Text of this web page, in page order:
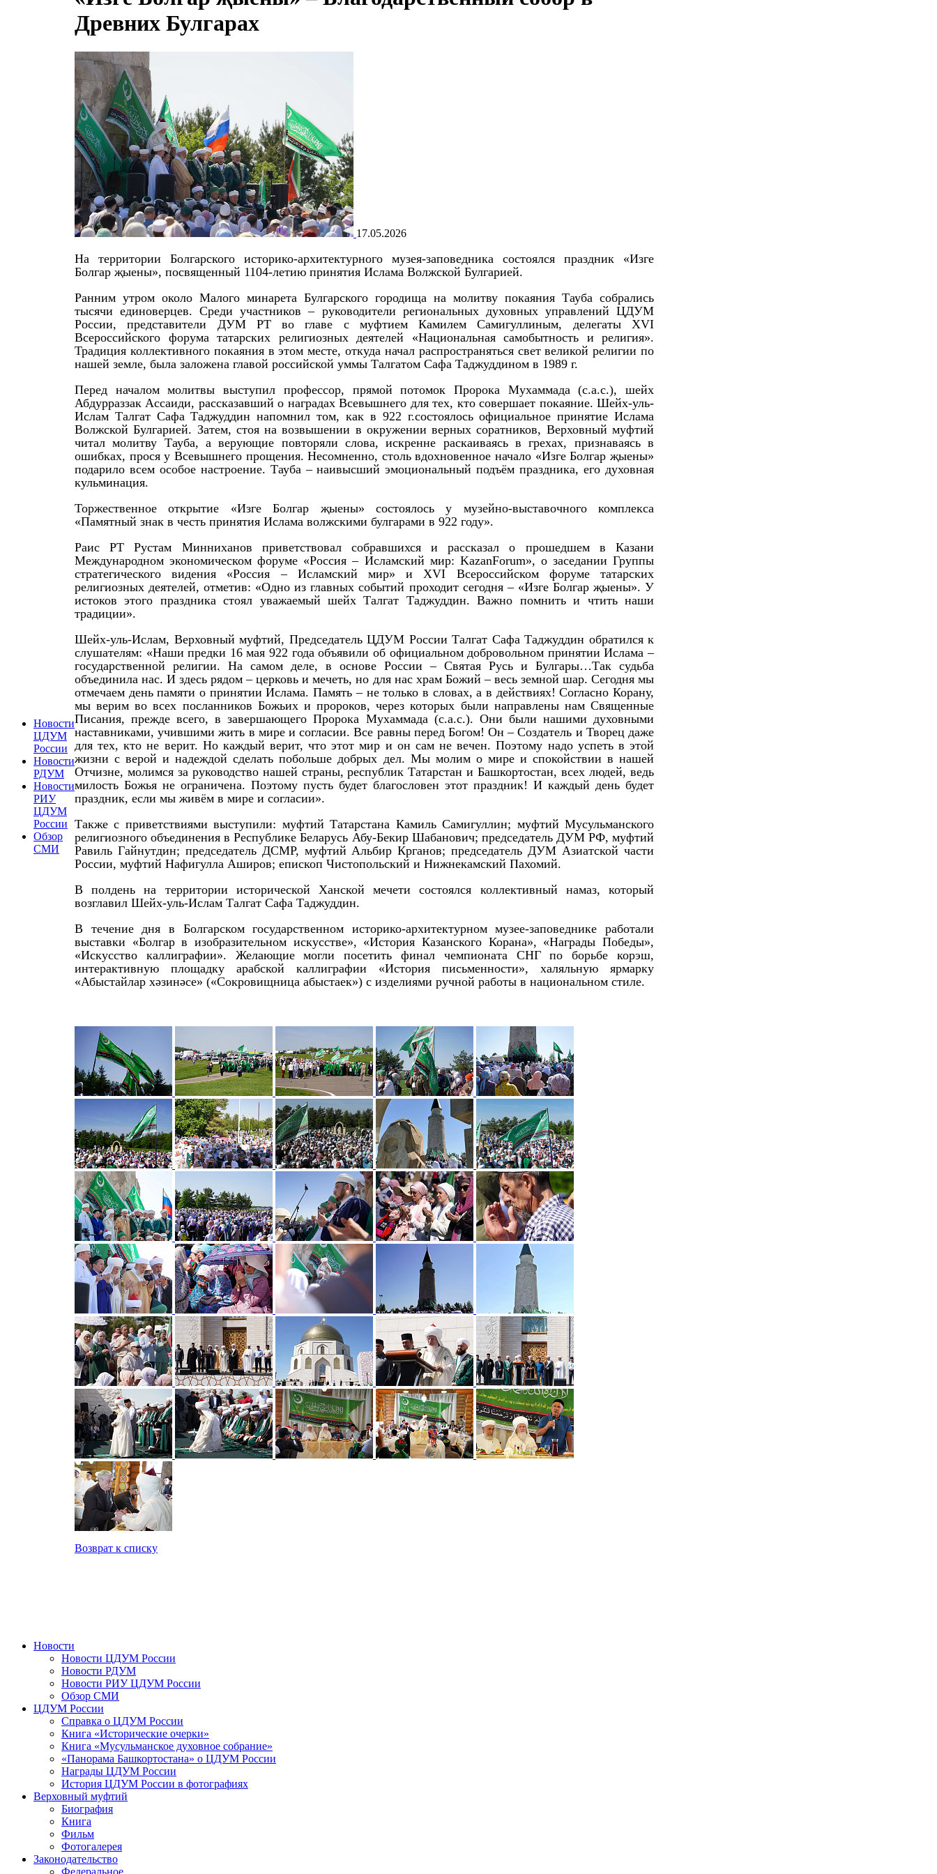
Новости
ЦДУМ
России
Новости
РДУМ
Новости
РИУ
ЦДУМ
России
Обзор
СМИ
Древних Булгарах
17.05.2026
На территории Болгарского историко-архитектурного музея-заповедника состоялся праздник «Изге
Болгар җыены», посвященный 1104-летию принятия Ислама Волжской Булгарией.
Ранним утром около Малого минарета Булгарского городища на молитву покаяния Тауба собрались
тысячи единоверцев. Среди участников – руководители региональных духовных управлений ЦДУМ
России, представители ДУМ РТ во главе с муфтием Камилем Самигуллиным, делегаты XVI
Всероссийского форума татарских религиозных деятелей «Национальная самобытность и религия».
Традиция коллективного покаяния в этом месте, откуда начал распространяться свет великой религии по
нашей земле, была заложена главой российской уммы Талгатом Сафа Таджуддином в 1989 г.
Перед началом молитвы выступил профессор, прямой потомок Пророка Мухаммада (с.а.с.), шейх
Абдурраззак Ассаиди, рассказавший о наградах Всевышнего для тех, кто совершает покаяние. Шейх-уль-
Ислам Талгат Сафа Таджуддин напомнил том, как в 922 г.состоялось официальное принятие Ислама
Волжской Булгарией. Затем, стоя на возвышении в окружении верных соратников, Верховный муфтий
читал молитву Тауба, а верующие повторяли слова, искренне раскаиваясь в грехах, признаваясь в
ошибках, прося у Всевышнего прощения. Несомненно, столь вдохновенное начало «Изге Болгар җыены»
подарило всем особое настроение. Тауба – наивысший эмоциональный подъём праздника, его духовная
кульминация.
Торжественное открытие «Изге Болгар җыены» состоялось у музейно-выставочного комплекса
«Памятный знак в честь принятия Ислама волжскими булгарами в 922 году».
Раис РТ Рустам Минниханов приветствовал собравшихся и рассказал о прошедшем в Казани
Международном экономическом форуме «Россия – Исламский мир: KazanForum», о заседании Группы
стратегического видения «Россия – Исламский мир» и ХVI Всероссийском форуме татарских
религиозных деятелей, отметив: «Одно из главных событий проходит сегодня – «Изге Болгар җыены». У
истоков этого праздника стоял уважаемый шейх Талгат Таджуддин. Важно помнить и чтить наши
традиции».
Шейх-уль-Ислам, Верховный муфтий, Председатель ЦДУМ России Талгат Сафа Таджуддин обратился к
слушателям: «Наши предки 16 мая 922 года объявили об официальном добровольном принятии Ислама –
государственной религии. На самом деле, в основе России – Святая Русь и Булгары…Так судьба
объединила нас. И здесь рядом – церковь и мечеть, но для нас храм Божий – весь земной шар. Сегодня мы
отмечаем день памяти о принятии Ислама. Память – не только в словах, а в действиях! Согласно Корану,
мы верим во всех посланников Божьих и пророков, через которых были направлены нам Священные
Писания, прежде всего, в завершающего Пророка Мухаммада (с.а.с.). Они были нашими духовными
наставниками, учившими жить в мире и согласии. Все равны перед Богом! Он – Создатель и Творец даже
для тех, кто не верит. Но каждый верит, что этот мир и он сам не вечен. Поэтому надо успеть в этой
жизни с верой и надеждой сделать побольше добрых дел. Мы молим о мире и спокойствии в нашей
Отчизне, молимся за руководство нашей страны, республик Татарстан и Башкортостан, всех людей, ведь
милость Божья не ограничена. Поэтому пусть будет благословен этот праздник! И каждый день будет
праздник, если мы живём в мире и согласии».
Также с приветствиями выступили: муфтий Татарстана Камиль Самигуллин; муфтий Мусульманского
религиозного объединения в Республике Беларусь Абу-Бекир Шабанович; председатель ДУМ РФ, муфтий
Равиль Гайнутдин; председатель ДСМР, муфтий Альбир Крганов; председатель ДУМ Азиатской части
России, муфтий Нафигулла Аширов; епископ Чистопольский и Нижнекамский Пахомий.
В полдень на территории исторической Ханской мечети состоялся коллективный намаз, который
возглавил Шейх-уль-Ислам Талгат Сафа Таджуддин.
В течение дня в Болгарском государственном историко-архитектурном музее-заповеднике работали
выставки «Болгар в изобразительном искусстве», «История Казанского Корана», «Награды Победы»,
«Искусство каллиграфии». Желающие могли посетить финал чемпионата СНГ по борьбе корэш,
интерактивную площадку арабской каллиграфии «История письменности», халяльную ярмарку
«Абыстайлар хәзинәсе» («Сокровищница абыстаек») с изделиями ручной работы в национальном стиле.
Возврат к списку
Новости
Новости ЦДУМ России
Новости РДУМ
Новости РИУ ЦДУМ России
Обзор СМИ
ЦДУМ России
Справка о ЦДУМ России
Книга «Исторические очерки»
Книга «Мусульманское духовное собрание»
«Панорама Башкортостана» о ЦДУМ России
Награды ЦДУМ России
История ЦДУМ России в фотографиях
Верховный муфтий
Биография
Книга
Фильм
Фотогалерея
Законодательство
Федеральное